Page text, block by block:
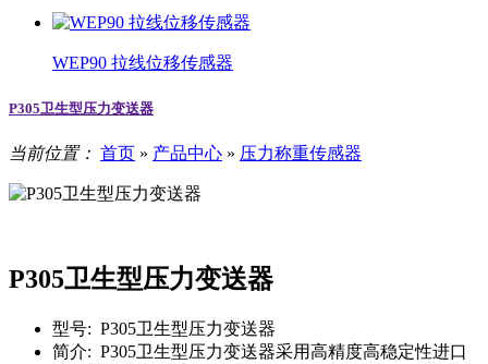
WEP90 拉线位移传感器
P305卫生型压力变送器
当前位置： 首页 » 产品中心 » 压力称重传感器
P305卫生型压力变送器
型号: P305卫生型压力变送器
简介: P305卫生型压力变送器采用高精度高稳定性进口